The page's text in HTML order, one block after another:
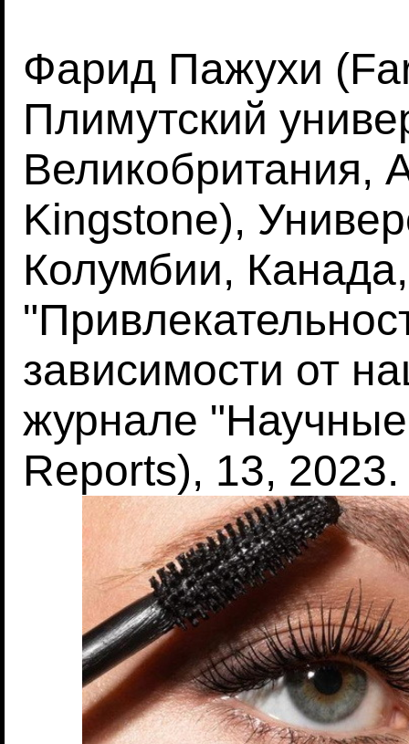
Фарид Пажухи
Плимутский
Великобритания,
Kingstone),
Колумбии,
зависимости от
журнале
Reports), 13, 2023.